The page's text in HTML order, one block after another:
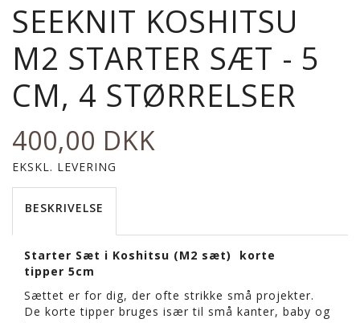
SEEKNIT KOSHITSU
M2 STARTER SÆT - 5
CM, 4 STØRRELSER
400,00 DKK
EKSKL. LEVERING
BESKRIVELSE
Starter Sæt i Koshitsu (M2 sæt) korte
tipper 5cm
Sættet er for dig, der ofte strikke små projekter.
De korte tipper bruges især til små kanter, baby og